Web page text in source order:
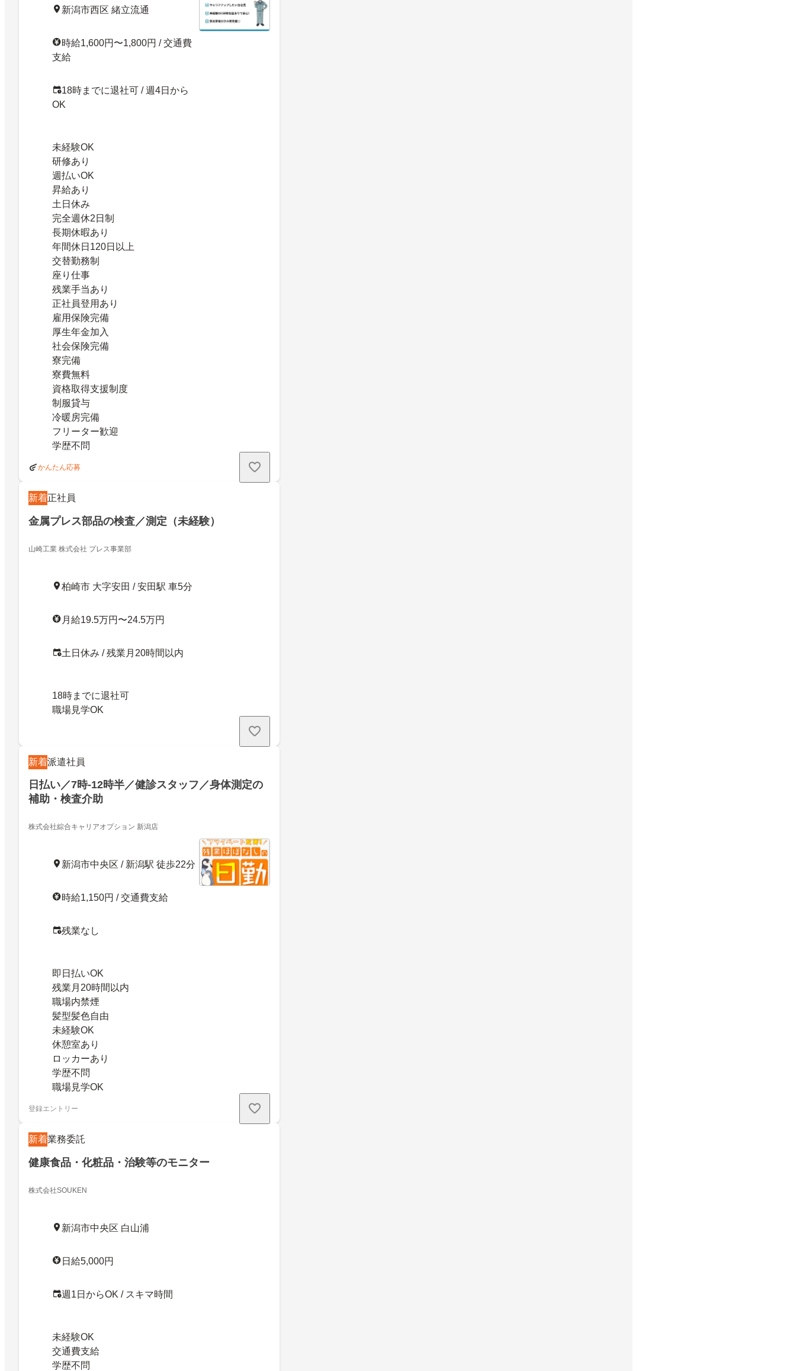
新潟市西区 緒立流通
時給1,600円〜1,800円 / 交通費
支給
18時までに退社可 / 週4日から
OK
未経験OK
研修あり
週払いOK
昇給あり
土日休み
完全週休2日制
長期休暇あり
年間休日120日以上
交替勤務制
座り仕事
残業手当あり
正社員登用あり
雇用保険完備
厚生年金加入
社会保険完備
寮完備
寮費無料
資格取得支援制度
制服貸与
冷暖房完備
フリーター歓迎
学歴不問
かんたん応募
新着正社員
金属プレス部品の検査／測定（未経験）
山崎工業 株式会社 プレス事業部
柏崎市 大字安田 / 安田駅 車5分
月給19.5万円〜24.5万円
土日休み / 残業月20時間以内
18時までに退社可
職場見学OK
新着派遣社員
日払い／7時-12時半／健診スタッフ／身体測定の
補助・検査介助
株式会社綜合キャリアオプション 新潟店
新潟市中央区 / 新潟駅 徒歩22分
時給1,150円 / 交通費支給
残業なし
即日払いOK
残業月20時間以内
職場内禁煙
髪型髪色自由
未経験OK
休憩室あり
ロッカーあり
学歴不問
職場見学OK
登録エントリー
新着業務委託
健康食品・化粧品・治験等のモニター
株式会社SOUKEN
新潟市中央区 白山浦
日給5,000円
週1日からOK / スキマ時間
未経験OK
交通費支給
学歴不問